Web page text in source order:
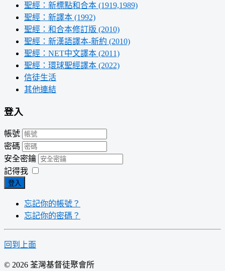
聖經：新標點和合本 (1919,1989)
聖經：新譯本 (1992)
聖經：和合本修訂版 (2010)
聖經：新漢語譯本-新約 (2010)
聖經：NET中文譯本 (2011)
聖經：環球聖經譯本 (2022)
信徒生活
其他連結
登入
帳號
密碼
安全密鑰
記得我
登入
忘記你的帳號？
忘記你的密碼？
回到上面
© 2026 荃灣基督徒聚會所